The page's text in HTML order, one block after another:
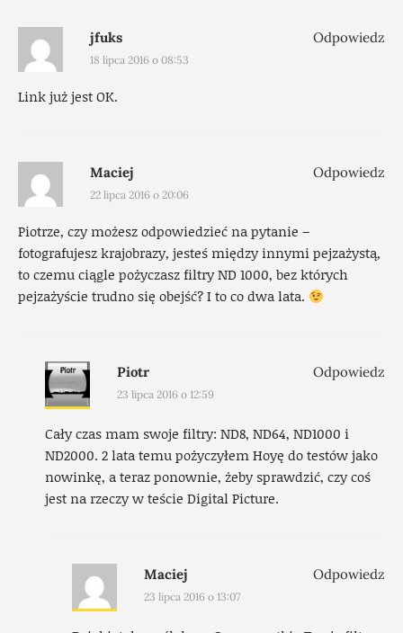
jfuks
18 lipca 2016 o 08:53
Link już jest OK.
Odpowiedz
Maciej
22 lipca 2016 o 20:06
Piotrze, czy możesz odpowiedzieć na pytanie –
fotografujesz krajobrazy, jesteś między innymi pejzażystą,
to czemu ciągle pożyczasz filtry ND 1000, bez których
pejzażyście trudno się obejść? I to co dwa lata.
Odpowiedz
Piotr
23 lipca 2016 o 12:59
Cały czas mam swoje filtry: ND8, ND64, ND1000 i
ND2000. 2 lata temu pożyczyłem Hoyę do testów jako
nowinkę, a teraz ponownie, żeby sprawdzić, czy coś
jest na rzeczy w teście Digital Picture.
Odpowiedz
Maciej
23 lipca 2016 o 13:07
Odpowiedz